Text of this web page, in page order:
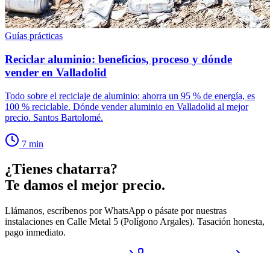
Guías prácticas
Reciclar aluminio: beneficios, proceso y dónde
vender en Valladolid
Todo sobre el reciclaje de aluminio: ahorra un 95 % de energía, es
100 % reciclable. Dónde vender aluminio en Valladolid al mejor
precio. Santos Bartolomé.
7 min
¿Tienes chatarra?
Te damos el mejor precio.
Llámanos, escríbenos por WhatsApp o pásate por nuestras
instalaciones en Calle Metal 5 (Polígono Argales). Tasación honesta,
pago inmediato.